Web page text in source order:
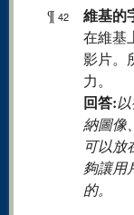
¶ 42 維基的
在維基
影片。
力。
回答:
納圖像
可以放
夠讓用
的。